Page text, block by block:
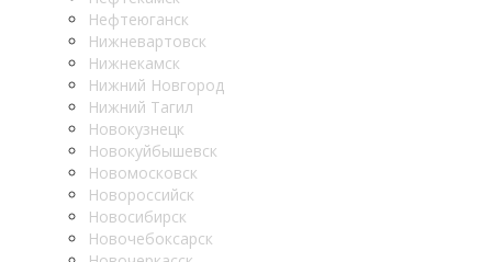
Нефтеюганск
Нижневартовск
Нижнекамск
Нижний Новгород
Нижний Тагил
Новокузнецк
Новокуйбышевск
Новомосковск
Новороссийск
Новосибирск
Новочебоксарск